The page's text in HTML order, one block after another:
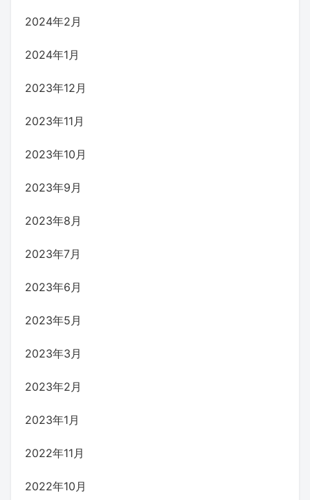
2024年2月
2024年1月
2023年12月
2023年11月
2023年10月
2023年9月
2023年8月
2023年7月
2023年6月
2023年5月
2023年3月
2023年2月
2023年1月
2022年11月
2022年10月